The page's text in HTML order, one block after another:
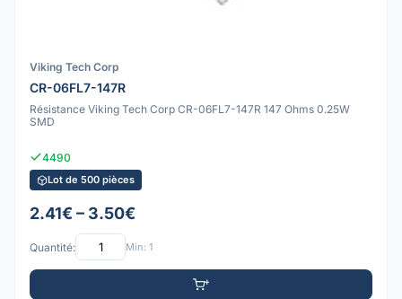
Viking Tech Corp
CR-06FL7-147R
Résistance Viking Tech Corp CR-06FL7-147R 147 Ohms 0.25W
SMD
4490
Lot de 500 pièces
2.41€ – 3.50€
Quantité: Min: 1